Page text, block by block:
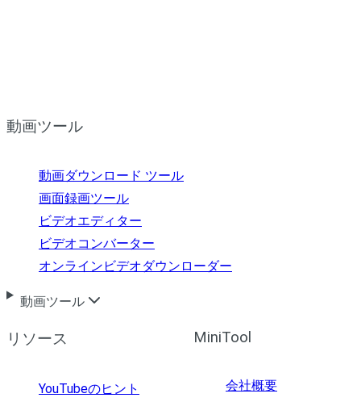
動画ツール
動画ダウンロード ツール
画面録画ツール
ビデオエディター
ビデオコンバーター
オンラインビデオダウンローダー
動画ツール
リソース
YouTubeのヒント
MiniTool
会社概要